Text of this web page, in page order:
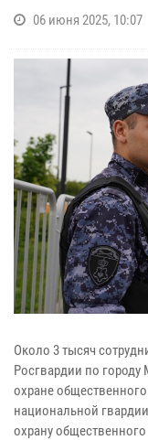
06 июня 2025, 10:07
Около 3 тысяч
Росгвардии по
охране
национальной
охрану